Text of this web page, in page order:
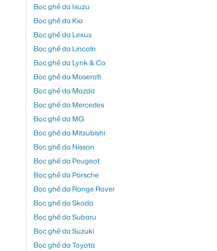
Bọc ghế da Isuzu
Bọc ghế da Kia
Bọc ghế da Lexus
Bọc ghế da Lincoln
Bọc ghế da Lynk & Co
Bọc ghế da Maserati
Bọc ghế da Mazda
Bọc ghế da Mercedes
Bọc ghế da MG
Bọc ghế da Mitsubishi
Bọc ghế da Nissan
Bọc ghế da Peugeot
Bọc ghế da Porsche
Bọc ghế da Range Rover
Bọc ghế da Skoda
Bọc ghế da Subaru
Bọc ghế da Suzuki
Bọc ghế da Toyota